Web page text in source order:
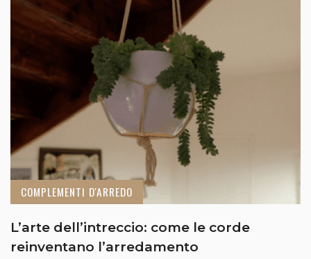
COMPLEMENTI D'ARREDO
L’arte dell’intreccio: come le corde
reinventano l’arredamento